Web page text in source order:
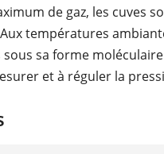
de gaz, les cuves
températures
sa forme
et à réguler la